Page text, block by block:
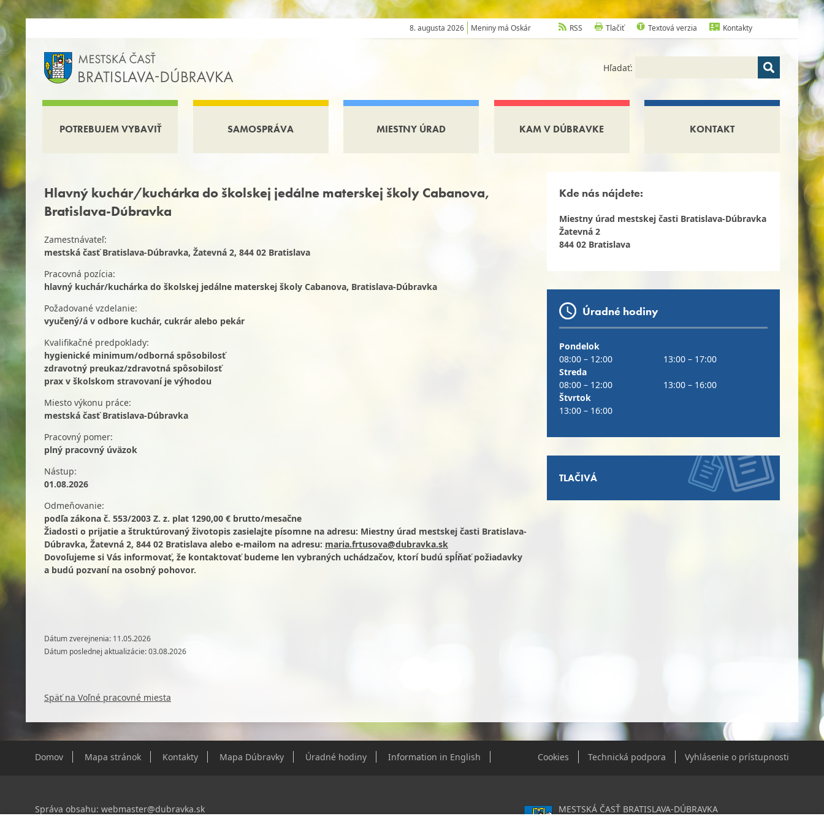
8. augusta 2026 Meniny má Oskár RSS Tlačiť Textová verzia Kontakty
Hľadať:
POTREBUJEM VYBAVIŤ SAMOSPRÁVA MIESTNY ÚRAD KAM V DÚBRAVKE KONTAKT
Hlavný kuchár/kuchárka do školskej jedálne materskej školy Cabanova,
Bratislava-Dúbravka
Zamestnávateľ:
mestská časť Bratislava-Dúbravka, Žatevná 2, 844 02 Bratislava
Pracovná pozícia:
hlavný kuchár/kuchárka do školskej jedálne materskej školy Cabanova, Bratislava-Dúbravka
Požadované vzdelanie:
vyučený/á v odbore kuchár, cukrár alebo pekár
Kvalifikačné predpoklady:
hygienické minimum/odborná spôsobilosť
zdravotný preukaz/zdravotná spôsobilosť
prax v školskom stravovaní je výhodou
Miesto výkonu práce:
mestská časť Bratislava-Dúbravka
Pracovný pomer:
plný pracovný úväzok
Nástup:
01.08.2026
Odmeňovanie:
podľa zákona č. 553/2003 Z. z. plat 1290,00 € brutto/mesačne
Žiadosti o prijatie a štruktúrovaný životopis zasielajte písomne na adresu: Miestny úrad mestskej časti Bratislava-
Dúbravka, Žatevná 2, 844 02 Bratislava alebo e-mailom na adresu: maria.frtusova@dubravka.sk
Dovoľujeme si Vás informovať, že kontaktovať budeme len vybraných uchádzačov, ktorí budú spĺňať požiadavky
a budú pozvaní na osobný pohovor.
Dátum zverejnenia: 11.05.2026
Dátum poslednej aktualizácie: 03.08.2026
Späť na Voľné pracovné miesta
Kde nás nájdete:
Miestny úrad mestskej časti Bratislava-Dúbravka
Žatevná 2
844 02 Bratislava
Úradné hodiny
Pondelok
08:00 – 12:00
13:00 – 17:00
Streda
08:00 – 12:00
13:00 – 16:00
Štvrtok
13:00 – 16:00
TLAČIVÁ
Domov Mapa stránok Kontakty Mapa Dúbravky Úradné hodiny Vyhlásenie o prístupnosti
Technická podpora
Cookies
Information in English
Správa obsahu: webmaster@dubravka.sk
MESTSKÁ ČASŤ BRATISLAVA-DÚBRAVKA